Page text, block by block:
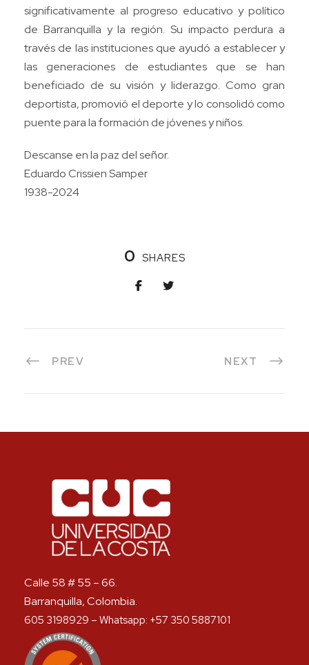
significativamente al progreso educativo y político
de Barranquilla y la región. Su impacto perdura a
través de las instituciones que ayudó a establecer y
las generaciones de estudiantes que se han
beneficiado de su visión y liderazgo. Como gran
deportista, promovió el deporte y lo consolidó como
puente para la formación de jóvenes y niños.
Descanse en la paz del señor.
Eduardo Crissien Samper
1938-2024
0 SHARES
PREV NEXT
Calle 58 # 55 – 66.
Barranquilla, Colombia.
605 3198929 – Whatsapp: +57 350 5887101